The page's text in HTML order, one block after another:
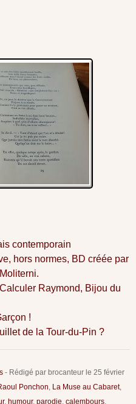
contemporain
hors normes, BD créée par
Raymond, Bijou du
!
de la Tour-du-Pin ?
- Rédigé par brocanteur le 25 février
Ponchon La Muse au Cabaret,
, humour, parodie calembours